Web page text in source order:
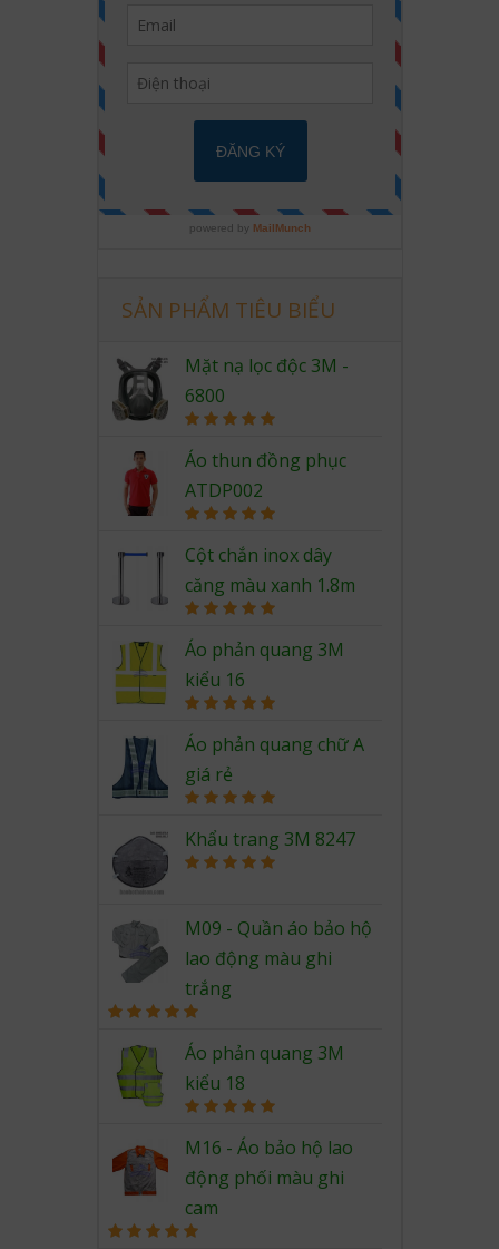
SẢN PHẨM TIÊU BIỂU
Mặt nạ lọc độc 3M -
6800
out of 5
Áo thun đồng phục
ATDP002
out of 5
Cột chắn inox dây
căng màu xanh 1.8m
out of 5
Áo phản quang 3M
kiểu 16
out of 5
Áo phản quang chữ A
giá rẻ
out of 5
Khẩu trang 3M 8247
M09 - Quần áo bảo hộ
lao động màu ghi
trắng
out of 5
Áo phản quang 3M
kiểu 18
out of 5
M16 - Áo bảo hộ lao
động phối màu ghi
cam